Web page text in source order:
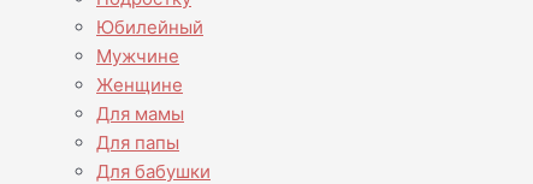
Юбилейный
Мужчине
Женщине
Для мамы
Для папы
Для бабушки